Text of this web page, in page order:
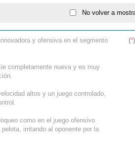
Der-
y ofensiva en el segmento
completamente nueva y es muy
altos y un juego controlado,
como en el juego ofensivo
irritando al oponente por la
(*
No volver a